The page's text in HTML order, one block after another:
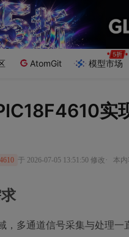
AtomGit 模型市场
实
于 2026-07-05 13:51:50 修改 · 本内
，多通道信号采集与处理